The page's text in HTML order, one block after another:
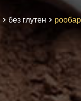
> без глутен >